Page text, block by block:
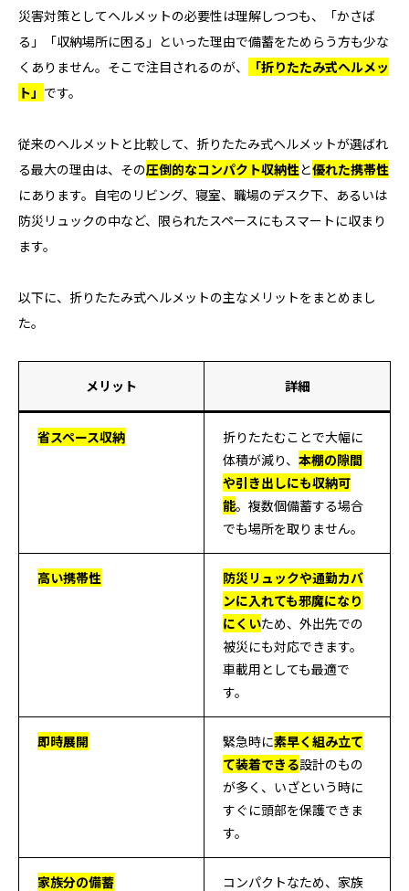
災害対策としてヘルメットの必要性は理解しつつも、「かさば
る」「収納場所に困る」といった理由で備蓄をためらう方も少な
くありません。そこで注目されるのが、
「折りたたみ式ヘルメッ
ト」 です。
従来のヘルメットと比較して、折りたたみ式ヘルメットが選ばれ
る最大の理由は、その圧倒的なコンパクト収納性と優れた携帯性
にあります。自宅のリビング、寝室、職場のデスク下、あるいは
防災リュックの中など、限られたスペースにもスマートに収まり
ます。
以下に、折りたたみ式ヘルメットの主なメリットをまとめまし
た。
メリット 詳細
省スペース収納
折りたたむことで大幅に
体積が減り、 本棚の隙間
や引き出しにも収納可
能。複数個備蓄する場合
でも場所を取りません。
高い携帯性
防災リュックや通勤カバ
ンに入れても邪魔になり
にくいため、外出先での
被災にも対応できます。
車載用としても最適で
す。
即時展開 緊急時に素早く組み立て
て装着できる設計のもの
が多く、いざという時に
すぐに頭部を保護できま
す。
家族分の備蓄 コンパクトなため、家族